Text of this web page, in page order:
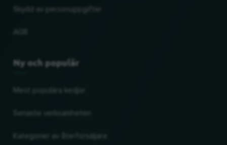
Ny och populär
Senaste verksamheten
Kategorier av återförsäljare